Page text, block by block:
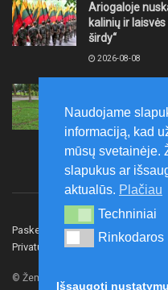
Ariogaloje
kalinių ir
širdy“
2026-08-08
laikytis Kelių
2026-08-08
Paskelbk naujieną Rašyti
Privatumo politika
© Žemaitijos gidas.
Naudojame
informaciją, kad
mūsų svetainėje.
slapukus ar
aktualūs. Plačiau
Techniniai
Techniniai
Rinkodaros
Rinkodaros
Išsaugoti